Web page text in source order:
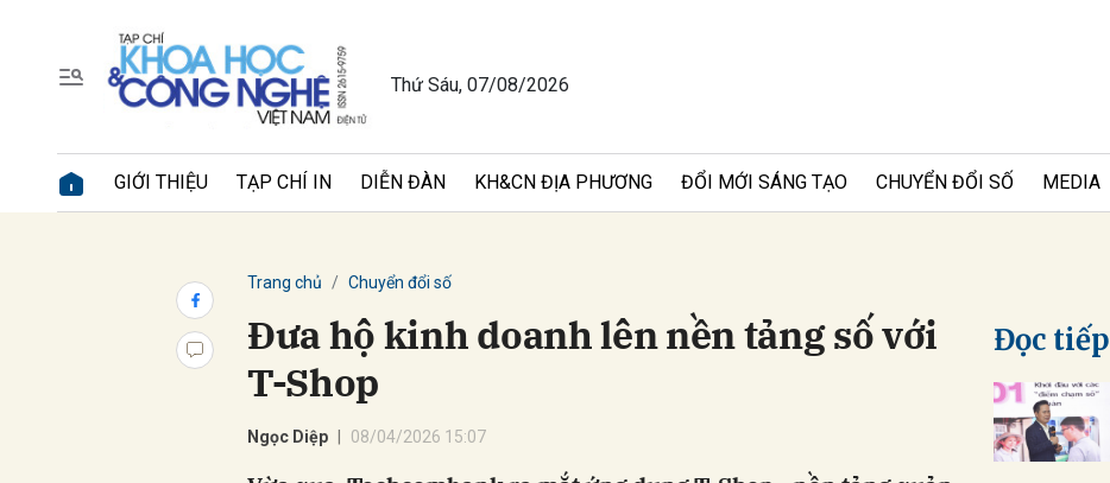
Thứ Sáu, 07/08/2026
GIỚI THIỆU TẠP CHÍ IN DIỄN ĐÀN KH&CN ĐỊA PHƯƠNG ĐỔI MỚI SÁNG TẠO CHUYỂN ĐỔI SỐ MEDIA
Trang chủ Chuyển đổi số
Đưa hộ kinh doanh lên nền tảng số với
T-Shop
Ngọc Diệp 08/04/2026 15:07
Đọc tiếp
Gửi